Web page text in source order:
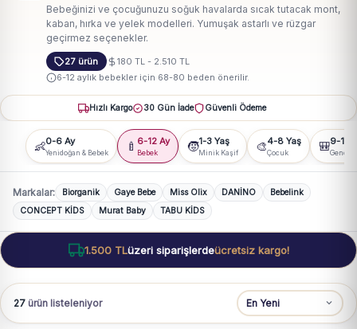
Bebeğinizi ve çocuğunuzu soğuk havalarda sıcak tutacak mont,
kaban, hırka ve yelek modelleri. Yumuşak astarlı ve rüzgar
geçirmez seçenekler.
27 ürün
180 TL - 2.510 TL
6-12 aylık bebekler için 68-80 beden önerilir.
Hızlı Kargo 30 Gün İade Güvenli Ödeme
👶0-6 Ay
Yenidoğan & Bebek 🍼 6-12 Ay
Bebek 🧒1-3 Yaş
Minik Kaşif 🎨4-8 Yaş
Çocuk 🎒9-14
Genç
Markalar: Biorganik Gaye Bebe Miss Olix DANİNO
Bebelink
CONCEPT KİDS
Murat Baby TABU KİDS
1.500 TLüzeri siparişlerdeücretsiz kargo!
27 ürün listeleniyor